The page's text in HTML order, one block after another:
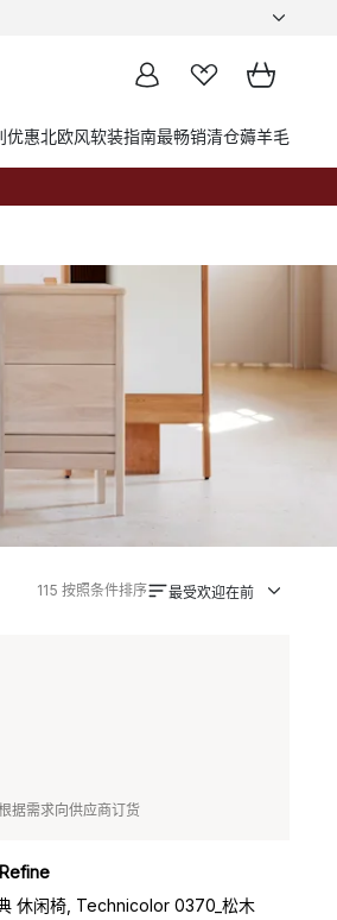
优惠北欧风软装指南最畅销清仓薅羊毛
115 按照条件排序 最受欢迎在前
据需求向供应商订货
休闲椅, Technicolor 0370_松木